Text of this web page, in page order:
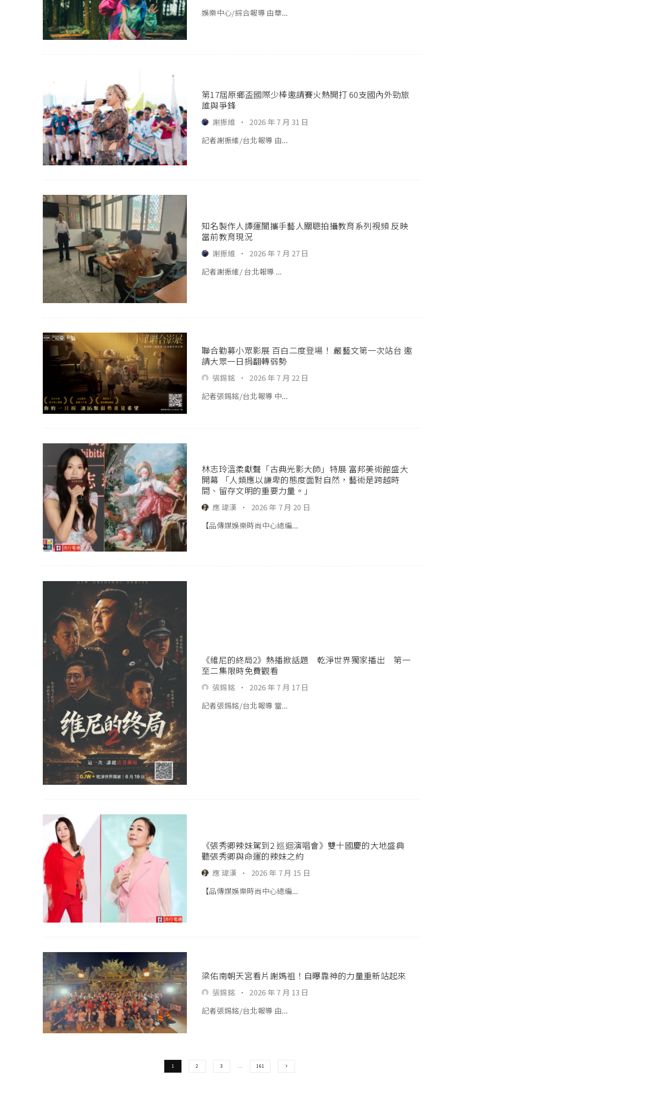
娛樂中心/綜合報導 由華...
第17屆原鄉盃國際少棒邀請賽火熱開打 60支國內外勁旅
誰與爭鋒
謝振維 ·
2026 年 7 月 31 日
記者謝振維/台北報導 由...
知名製作人譚運闓攜手藝人關聰拍攝教育系列視頻 反映
當前教育現況
謝振維 ·
2026 年 7 月 27 日
記者謝振維/ 台北報導 ...
聯合勸募小眾影展 百白二度登場！ 嚴藝文第一次站台 邀
請大眾一日捐翻轉弱勢
張錫銘 ·
2026 年 7 月 22 日
記者張錫銘/台北報導 中...
林志玲溫柔獻聲「古典光影大師」特展 富邦美術館盛大
開幕 「人類應以謙卑的態度面對自然，藝術是跨越時
間、留存文明的重要力量。」
應 瑋漢 ·
2026 年 7 月 20 日
【品傳媒娛樂時尚中心總編...
《維尼的終局2》熱播掀話題 乾淨世界獨家播出 第一
至二集限時免費觀看
張錫銘 ·
2026 年 7 月 17 日
記者張錫銘/台北報導 當...
《張秀卿辣妹駕到2 巡迴演唱會》雙十國慶的大地盛典
聽張秀卿與命運的辣妹之約
應 瑋漢 ·
2026 年 7 月 15 日
【品傳媒娛樂時尚中心總編...
梁佑南朝天宮看片謝媽祖！自曝靠神的力量重新站起來
張錫銘 ·
2026 年 7 月 13 日
記者張錫銘/台北報導 由...
1 2 3 ... 161